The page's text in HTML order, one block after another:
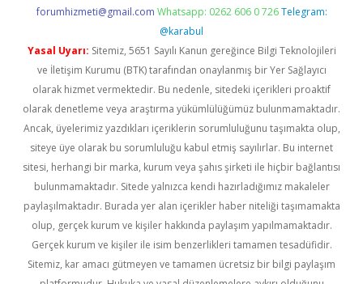
forumhizmeti@gmail.com Whatsapp: 0262 606 0 726 Telegram:
@karabul
Yasal Uyarı: Sitemiz, 5651 Sayılı Kanun gereğince Bilgi Teknolojileri
ve İletişim Kurumu (BTK) tarafından onaylanmış bir Yer Sağlayıcı
olarak hizmet vermektedir. Bu nedenle, sitedeki içerikleri proaktif
olarak denetleme veya araştırma yükümlülüğümüz bulunmamaktadır.
Ancak, üyelerimiz yazdıkları içeriklerin sorumluluğunu taşımakta olup,
siteye üye olarak bu sorumluluğu kabul etmiş sayılırlar. Bu internet
sitesi, herhangi bir marka, kurum veya şahıs şirketi ile hiçbir bağlantısı
bulunmamaktadır. Sitede yalnızca kendi hazırladığımız makaleler
paylaşılmaktadır. Burada yer alan içerikler haber niteliği taşımamakta
olup, gerçek kurum ve kişiler hakkında paylaşım yapılmamaktadır.
Gerçek kurum ve kişiler ile isim benzerlikleri tamamen tesadüfidir.
Sitemiz, kar amacı gütmeyen ve tamamen ücretsiz bir bilgi paylaşım